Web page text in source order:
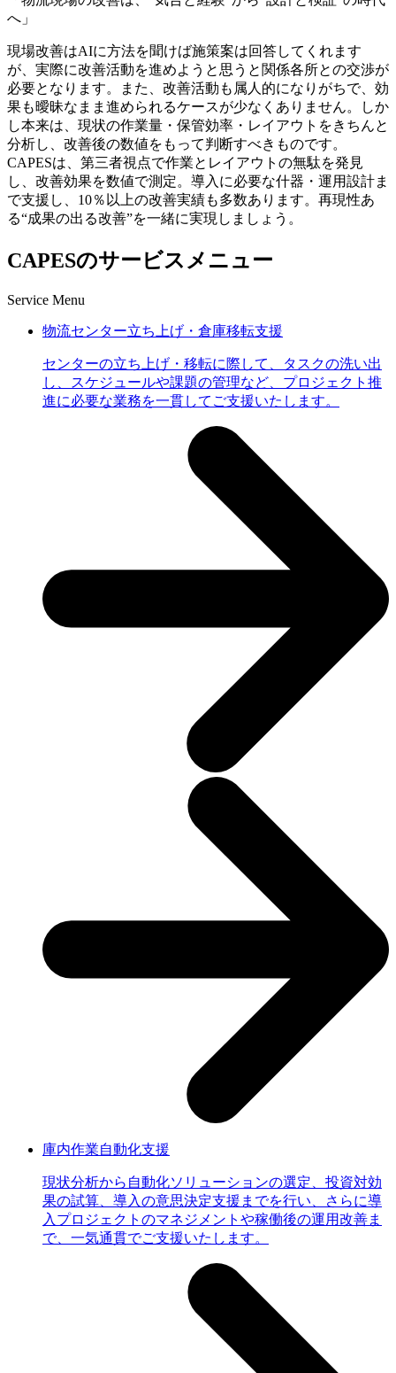
へ」
現場改善はAIに方法を聞けば施策案は回答してくれます
が、実際に改善活動を進めようと思うと関係各所との交渉が
必要となります。また、改善活動も属人的になりがちで、効
果も曖昧なまま進められるケースが少なくありません。しか
し本来は、現状の作業量・保管効率・レイアウトをきちんと
分析し、改善後の数値をもって判断すべきものです。
CAPESは、第三者視点で作業とレイアウトの無駄を発見
し、改善効果を数値で測定。導入に必要な什器・運用設計ま
で支援し、10％以上の改善実績も多数あります。再現性あ
る“成果の出る改善”を一緒に実現しましょう。
CAPESのサービスメニュー
Service Menu
物流センター立ち上げ・倉庫移転支援
センターの立ち上げ・移転に際して、タスクの洗い出
し、スケジュールや課題の管理など、プロジェクト推
進に必要な業務を一貫してご支援いたします。
庫内作業自動化支援
現状分析から自動化ソリューションの選定、投資対効
果の試算、導入の意思決定支援までを行い、さらに導
入プロジェクトのマネジメントや稼働後の運用改善ま
で、一気通貫でご支援いたします。